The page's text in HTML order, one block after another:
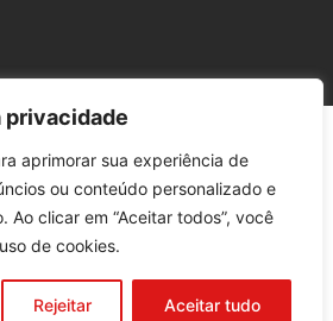
privacidade
aprimorar sua experiência de
ou conteúdo personalizado e
Ao clicar em “Aceitar todos”, você
de cookies.
Rejeitar Aceitar tudo
Todos os direitos reservados. CNPJ:
0001-20
Marketing Digital– H2Web